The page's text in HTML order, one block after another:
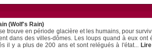
(Wolf's Rain)
trouve en période glacière et les humains, pour
dans des villes-dômes. Les loups quand à eux ont
il y a plus de 200 ans et sont relégués à l'état...